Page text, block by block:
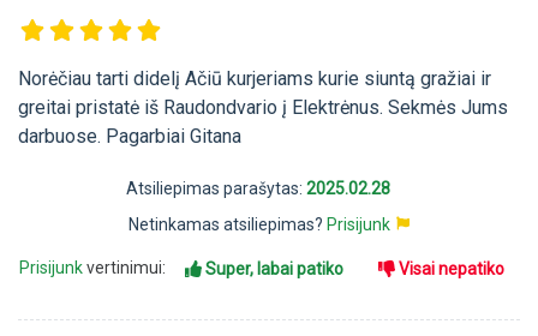
Norėčiau tarti didelį Ačiū kurjeriams kurie siuntą gražiai ir
greitai pristatė iš Raudondvario į Elektrėnus. Sekmės Jums
darbuose. Pagarbiai Gitana
Atsiliepimas parašytas: 2025.02.28
Netinkamas atsiliepimas? Prisijunk
Prisijunkvertinimui: Super, labai patiko Visai nepatiko